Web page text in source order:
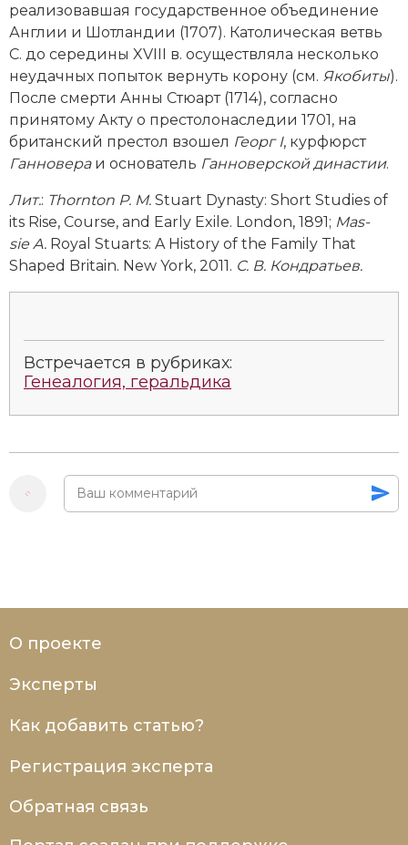
реализовавшая государственное объединение
Англии и Шотландии (1707). Католическая ветвь
С. до середины XVIII в. осуществляла несколько
неудачных попыток вернуть корону (см. Якобиты).
После смерти Анны Стюарт (1714), согласно
принятому Акту о престолонаследии 1701, на
британский престол взошел Георг I, курфюрст
Ганновераи основатель Ганноверской династии.
Лит.: Thornton P. M. Stuart Dynasty: Short Studies of
its Rise, Course, and Early Exile. London, 1891; Mas­
sie A. Royal Stuarts: A History of the Family That
Shaped Britain. New York, 2011. С. В. Кондратьев.
Встречается в рубриках:
Генеалогия, геральдика
О проекте
Эксперты
Как добавить статью?
Регистрация эксперта
Обратная связь